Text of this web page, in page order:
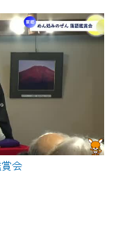
会
の画面が「メン
用いただけませ
、ご了承の程